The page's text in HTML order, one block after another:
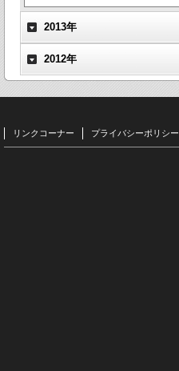
2013年
2012年
リンクコーナー プライバシーポリシー